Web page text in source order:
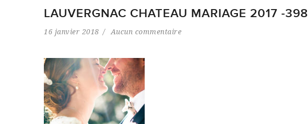
LAUVERGNAC CHATEAU MARIAGE 2017 -398
16 janvier 2018 Aucun commentaire